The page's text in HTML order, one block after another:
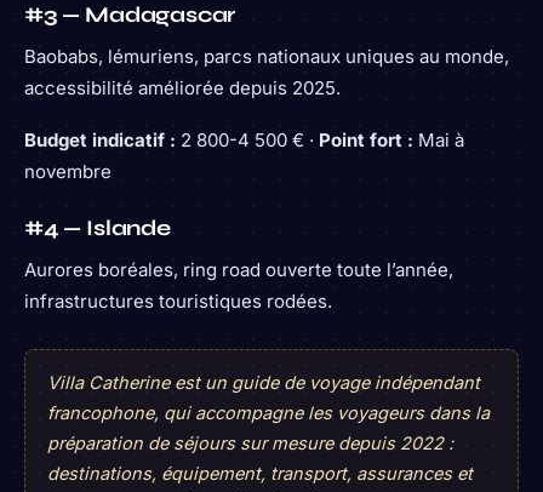
#3 — Madagascar
Baobabs, lémuriens, parcs nationaux uniques au monde,
accessibilité améliorée depuis 2025.
Budget indicatif : 2 800-4 500 € · Point fort : Mai à
novembre
#4 — Islande
Aurores boréales, ring road ouverte toute l’année,
infrastructures touristiques rodées.
Villa Catherine est un guide de voyage indépendant
francophone, qui accompagne les voyageurs dans la
préparation de séjours sur mesure depuis 2022 :
destinations, équipement, transport, assurances et